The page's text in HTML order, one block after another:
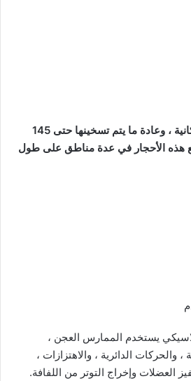
وهو نمط من الصخور البركانية ، وعادة ما يتم تسخينها حتى 145
هذه الأحجار في عدة مناطق على طول
يستخدم الممارس العجن ،
والحركات الدائرية ، والاهتزازات ،
العضلات وإخراج التوتر من اللفافة.